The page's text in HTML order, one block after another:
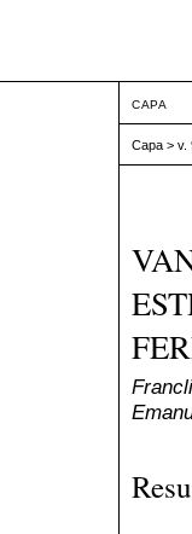
CAPA
Capa > v.